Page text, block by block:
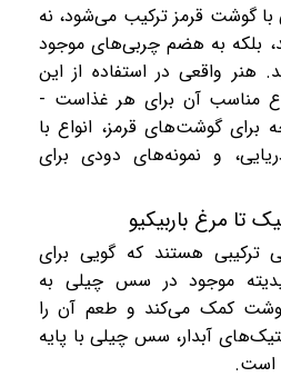
گوشت قرمز ترکیب می‌شود، نه
بلکه به هضم چربی‌های موجود
هنر واقعی در استفاده از این
مناسب آن برای هر غذاست -
گوشت‌های قرمز، انواع با
و نمونه‌های دودی برای
تا مرغ باربیکیو
هستند که گویی برای
موجود در سس چیلی به
کمک می‌کند و طعم آن را
آبدار، سس چیلی با پایه
است.